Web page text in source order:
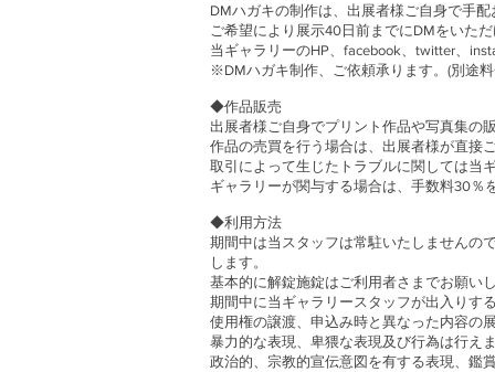
DMハガキの制作は、出展者様ご自身で手
ご希望により展示40日前までにDMをいた
当ギャラリーのHP、facebook、twitter、
※DMハガキ制作、ご依頼承ります。(別途
◆作品販売
出展者様ご自身でプリント作品や写真集の
作品の売買を行う場合は、出展者様が直接
取引によって生じたトラブルに関しては当
ギャラリーが関与する場合は、手数料30％
◆利用方法
期間中は当スタッフは常駐いたしませんの
します。
基本的に解錠施錠はご利用者さまでお願い
期間中に当ギャラリースタッフが出入りす
使用権の譲渡、申込み時と異なった内容の
暴力的な表現、卑猥な表現及び行為は行え
政治的、宗教的宣伝意図を有する表現、鑑